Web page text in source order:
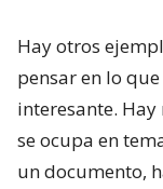
Hay otros
pensar en lo
interesante.
se ocupa en
un documento,